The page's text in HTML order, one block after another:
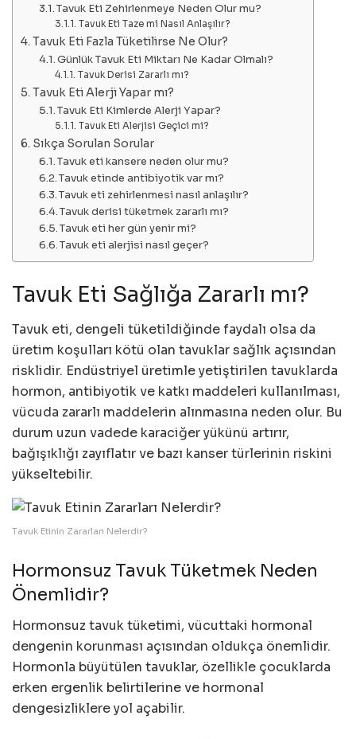
Tavuk Eti Zehirlenmeye Neden Olur mu?
Tavuk Eti Taze mi Nasıl Anlaşılır?
Tavuk Eti Fazla Tüketilirse Ne Olur?
Günlük Tavuk Eti Miktarı Ne Kadar Olmalı?
Tavuk Derisi Zararlı mı?
Tavuk Eti Alerji Yapar mı?
Tavuk Eti Kimlerde Alerji Yapar?
Tavuk Eti Alerjisi Geçici mi?
Sıkça Sorulan Sorular
Tavuk eti kansere neden olur mu?
Tavuk etinde antibiyotik var mı?
Tavuk eti zehirlenmesi nasıl anlaşılır?
Tavuk derisi tüketmek zararlı mı?
Tavuk eti her gün yenir mi?
Tavuk eti alerjisi nasıl geçer?
Tavuk Eti Sağlığa Zararlı mı?
Tavuk eti, dengeli tüketildiğinde faydalı olsa da
üretim koşulları kötü olan tavuklar sağlık açısından
risklidir. Endüstriyel üretimle yetiştirilen tavuklarda
hormon, antibiyotik ve katkı maddeleri kullanılması,
vücuda zararlı maddelerin alınmasına neden olur. Bu
durum uzun vadede karaciğer yükünü artırır,
bağışıklığı zayıflatır ve bazı kanser türlerinin riskini
yükseltebilir.
Tavuk Etinin Zararları Nelerdir?
Hormonsuz Tavuk Tüketmek Neden
Önemlidir?
Hormonsuz tavuk tüketimi, vücuttaki hormonal
dengenin korunması açısından oldukça önemlidir.
Hormonla büyütülen tavuklar, özellikle çocuklarda
erken ergenlik belirtilerine ve hormonal
dengesizliklere yol açabilir.